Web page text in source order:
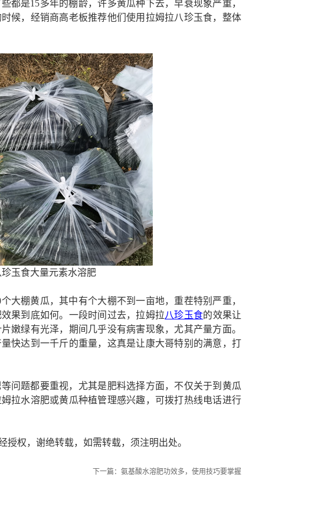
都是15多年的棚龄，许多黄瓜种下去，早衰现象严重，
候，经销商高老板推荐他们使用拉姆拉八珍玉食，整体
玉食大量元素水溶肥
大棚黄瓜，其中有个大棚不到一亩地，重茬特别严重，
果到底如何。一段时间过去，拉姆拉八珍玉食的效果让
嫩绿有光泽，期间几乎没有病害现象，尤其产量方面。
快达到一千斤的重量，这真是让康大哥特别的满意，打
问题都要重视，尤其是肥料选择方面，不仅关于到黄瓜
拉水溶肥或黄瓜种植管理感兴趣，可拨打热线电话进行
权，谢绝转载，如需转载，须注明出处。
下一篇： 氨基酸水溶肥功效多，使用技巧要掌握